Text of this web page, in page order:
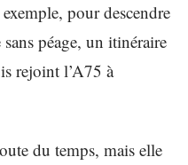
pour descendre
péage, un itinéraire
rejoint l’A75 à
du temps, mais elle